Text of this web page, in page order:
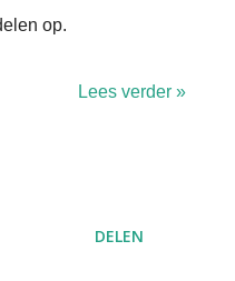
op.
Lees verder »
DELEN